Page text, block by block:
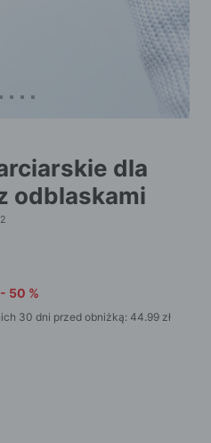
odblaskami
- 50 %
30 dni przed obniżką: 44.99 zł